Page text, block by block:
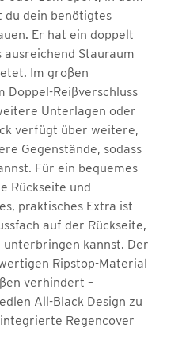
du dein benötigtes
Er hat ein doppelt
Stauraum
Im großen
Doppel-Reißverschluss
Unterlagen oder
verfügt über weitere,
Gegenstände, sodass
Für ein bequemes
Rückseite und
praktisches Extra ist
auf der Rückseite,
unterbringen kannst. Der
Ripstop-Material
verhindert –
All-Black Design zu
Regencover